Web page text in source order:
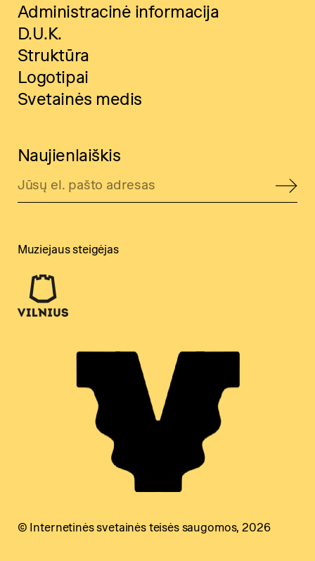
© Internetinės svetainės teisės saugomos, 2026
Administracinė informacija
D.U.K.
Struktūra
Logotipai
Svetainės medis
Naujienlaiškis
Muziejaus steigėjas